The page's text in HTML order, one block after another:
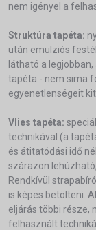
nem igényel a
Struktúra tapéta:
után emulziós
látható a
tapéta - nem sima
egyenetlenségeit
Vlies tapéta:
technikával (a
és átitatódási idő
szárazon
Rendkívül
is képes betölteni.
eljárás többi része,
felhasznált